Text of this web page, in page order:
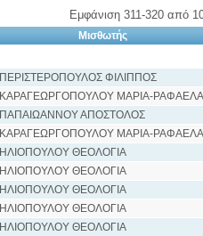
Εμφάνιση 311-320 από
Μισθωτής
ΠΕΡΙΣΤΕΡΟΠΟΥΛΟΣ ΦΙΛΙΠΠΟΣ
ΚΑΡΑΓΕΩΡΓΟΠΟΥΛΟΥ ΜΑΡΙΑ-ΡΑΦΑΕΛΑ
ΠΑΠΑΙΩΑΝΝΟΥ ΑΠΟΣΤΟΛΟΣ
ΚΑΡΑΓΕΩΡΓΟΠΟΥΛΟΥ ΜΑΡΙΑ-ΡΑΦΑΕΛΑ
ΗΛΙΟΠΟΥΛΟΥ ΘΕΟΛΟΓΙΑ
ΗΛΙΟΠΟΥΛΟΥ ΘΕΟΛΟΓΙΑ
ΗΛΙΟΠΟΥΛΟΥ ΘΕΟΛΟΓΙΑ
ΗΛΙΟΠΟΥΛΟΥ ΘΕΟΛΟΓΙΑ
ΗΛΙΟΠΟΥΛΟΥ ΘΕΟΛΟΓΙΑ